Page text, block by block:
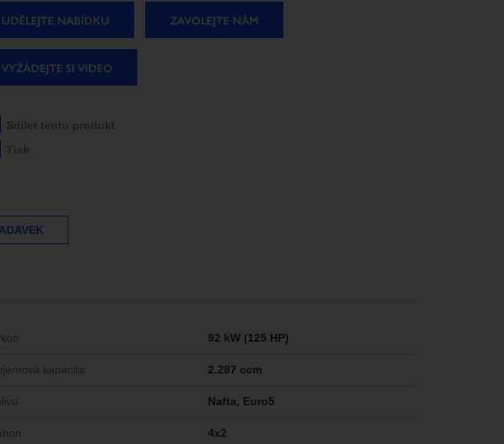
UDĚLEJTE NABÍDKU ZAVOLEJTE NÁM
VYŽÁDEJTE SI VIDEO
Sdílet tento produkt
Tisk
92 kW (125 HP)
kapacita 2.287 ccm
Nafta, Euro5
4x2